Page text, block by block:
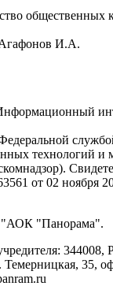
общественных
И.А.
технологий и
от 02 ноября
"Панорама".
344008,
Темерницкая, 35,